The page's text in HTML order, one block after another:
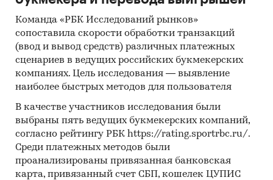
производителей, экспортеров и импортеров
уровень конкуренции и инвестиционная
привлекательность рынка
СЕГМЕНТАЦИЯ РЫНКА
по материалу:золото, серебро
по видам:браслеты, броши, колье, кольца,
подвески, серьги, цепи, прочие (брелоки,
запонки и зажимы для галстука, пирсинг,
шармы)
по каналам продаж:онлайн-продажи,
Команда «РБК Исследований рынков»
сопоставила скорости обработки транзакций
(ввод и вывод средств) различных платежных
сценариев в ведущих российских букмекерских
компаниях. Цель исследования — выявление
наиболее быстрых методов для пользователя
В качестве участников исследования были
выбраны пять ведущих букмекерских компаний,
согласно рейтингу РБК https://rating.sportrbc.ru/.
Среди платежных методов были
проанализированы привязанная банковская
карта, привязанный счет СБП, кошелек ЦУПИС